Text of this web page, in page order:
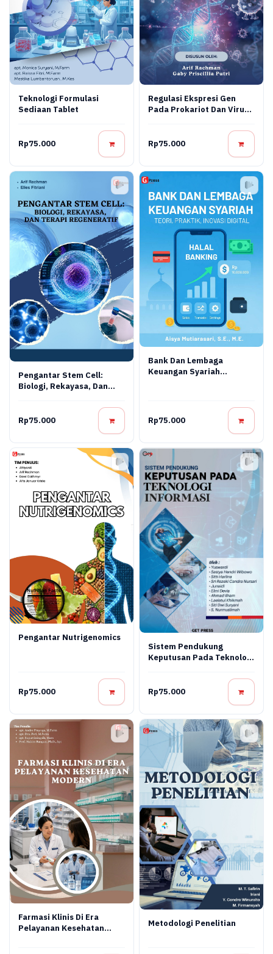
Teknologi Formulasi
Sediaan Tablet
Rp75.000
Regulasi Ekspresi Gen
Pada Prokariot Dan Virus:
Mekanisme Regulasi, Dan
Aplikasi Bioteknologi
Rp75.000
Pengantar Stem Cell:
Biologi, Rekayasa, Dan
Rp75.000
Bank Dan Lembaga
Keuangan Syariah
Rp75.000
Pengantar Nutrigenomics
Rp75.000
Sistem Pendukung
Keputusan Pada Teknologi
Rp75.000
Farmasi Klinis Di Era
Pelayanan Kesehatan
Metodologi Penelitian